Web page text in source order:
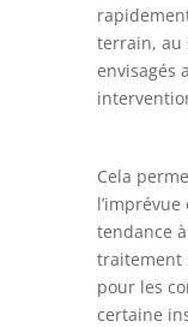
terrain, au
envisagés
Cela
tendance
traitement
pour les
certaine